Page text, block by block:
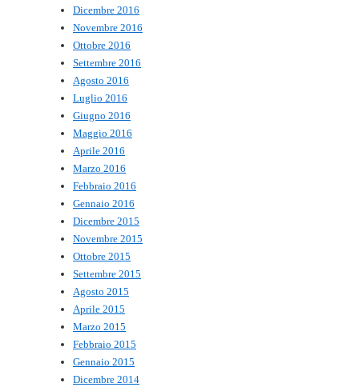
Dicembre 2016
Novembre 2016
Ottobre 2016
Settembre 2016
Agosto 2016
Luglio 2016
Giugno 2016
Maggio 2016
Aprile 2016
Marzo 2016
Febbraio 2016
Gennaio 2016
Dicembre 2015
Novembre 2015
Ottobre 2015
Settembre 2015
Agosto 2015
Aprile 2015
Marzo 2015
Febbraio 2015
Gennaio 2015
Dicembre 2014